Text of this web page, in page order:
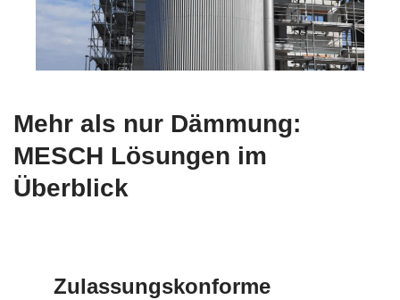
Mehr als nur Dämmung:
MESCH Lösungen im
Überblick
Zulassungskonforme